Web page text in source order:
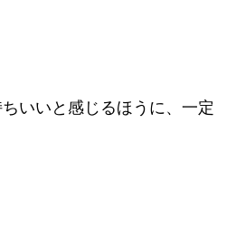
いいと感じるほうに、一定